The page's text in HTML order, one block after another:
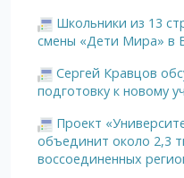
Школьники из 13
смены «Дети Мира» в
Сергей Кравцов
подготовку к новому
Проект
объединит около 2,3
воссоединенных